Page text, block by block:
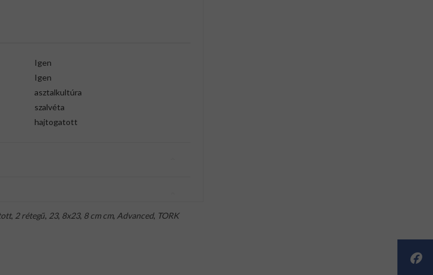
Igen
Igen
asztalkultúra
szalvéta
hajtogatott
, 2 rétegű, 23, 8x23, 8 cm cm, Advanced, TORK